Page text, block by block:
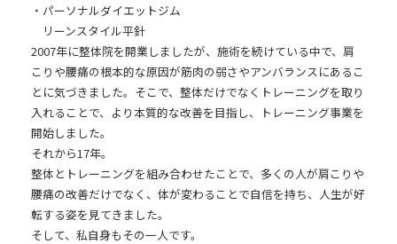
・パーソナルダイエットジム
リーンスタイル平針
2007年に整体院を開業しましたが、施術を続けている中で、肩
こりや腰痛の根本的な原因が筋肉の弱さやアンバランスにあるこ
とに気づきました。そこで、整体だけでなくトレーニングを取り
入れることで、より本質的な改善を目指し、トレーニング事業を
開始しました。
それから17年。
整体とトレーニングを組み合わせたことで、多くの人が肩こりや
腰痛の改善だけでなく、体が変わることで自信を持ち、人生が好
転する姿を見てきました。
そして、私自身もその一人です。